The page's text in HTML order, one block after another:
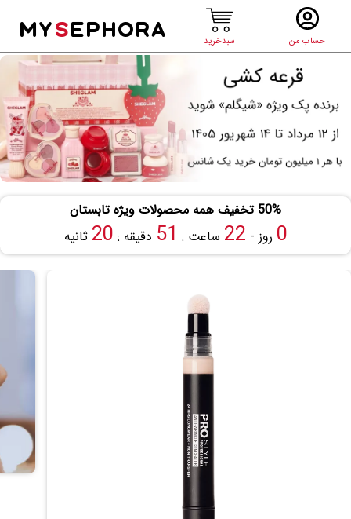
حساب من سبدخرید
MYSEPHORA
50% تخفیف همه محصولات ویژه تابستان
0 روز - 22 ساعت : 51 دقیقه : 19 ثانیه